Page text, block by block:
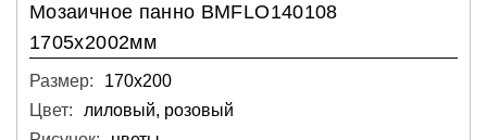
Мозаичное панно BMFLO140108
1705х2002мм
Размер:
170х200
Цвет:
лиловый, розовый